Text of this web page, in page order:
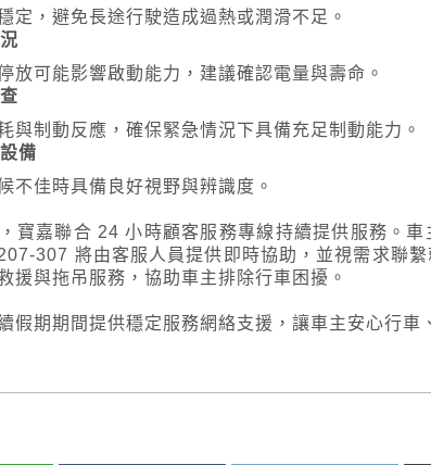
定，避免長途行駛造成過熱或潤滑不足。
放可能影響啟動能力，建議確認電量與壽命。
與制動反應，確保緊急情況下具備充足制動能力。
備
不佳時具備良好視野與辨識度。
寶嘉聯合 24 小時顧客服務專線持續提供服務。車
307 將由客服人員提供即時協助，並視需求聯
援與拖吊服務，協助車主排除行車困擾。
假期期間提供穩定服務網絡支援，讓車主安心行車